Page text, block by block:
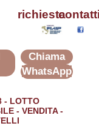
richiesta
Chiama
WhatsApp
- LOTTO
- VENDITA -